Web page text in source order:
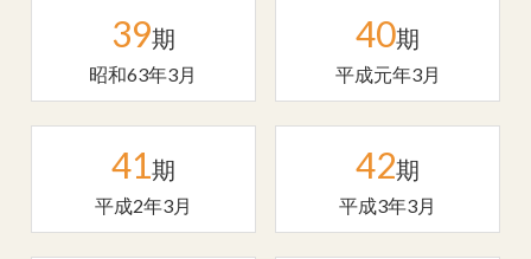
39期
昭和63年3月
40期
平成元年3月
41 期
平成2年3月
42期
平成3年3月